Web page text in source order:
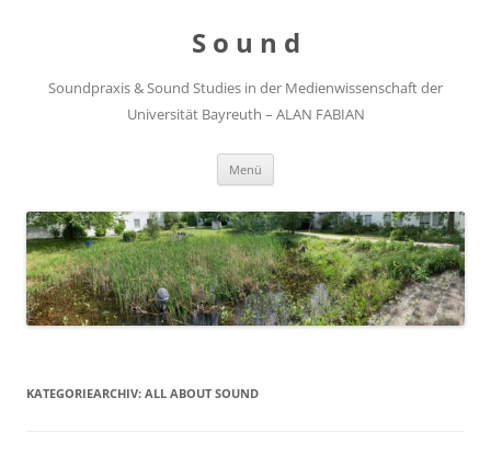
S o u n d
Soundpraxis & Sound Studies in der Medienwissenschaft der
Universität Bayreuth – ALAN FABIAN
Menü
KATEGORIEARCHIV: ALL ABOUT SOUND